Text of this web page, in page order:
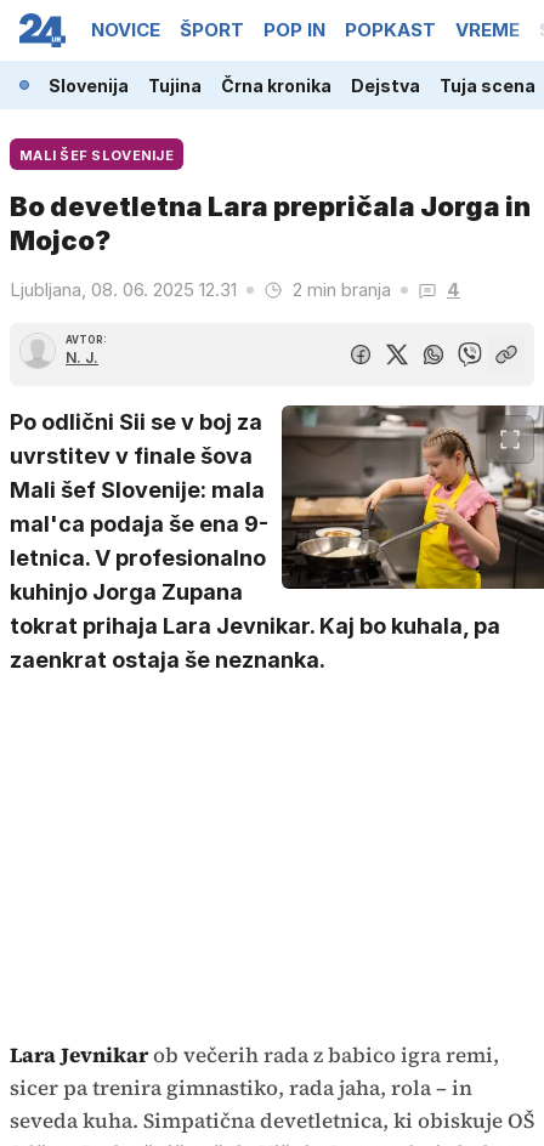
NOVICE ŠPORT POP IN POPKAST VREME
Slovenija Tujina Črna kronika Dejstva Tuja scena
MALI ŠEF SLOVENIJE
Bo devetletna Lara prepričala Jorga in
Mojco?
Ljubljana, 08. 06. 2025 12.31 2 min branja 4
AVTOR:
N. J.
Po odlični Sii se v boj za
uvrstitev v finale šova
Mali šef Slovenije: mala
mal'ca podaja še ena 9-
letnica. V profesionalno
kuhinjo Jorga Zupana
tokrat prihaja Lara Jevnikar. Kaj bo kuhala, pa
zaenkrat ostaja še neznanka.
Lara Jevnikarob večerih rada z babico igra remi,
sicer pa trenira gimnastiko, rada jaha, rola – in
seveda kuha. Simpatična devetletnica, ki obiskuje OŠ